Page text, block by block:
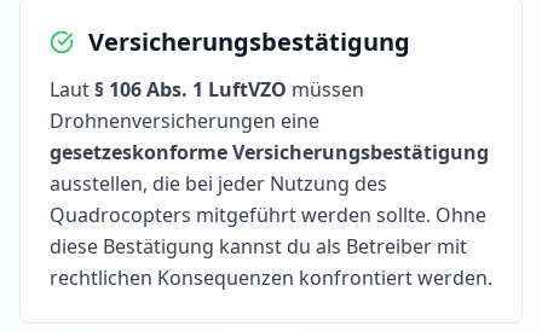
Versicherungsbestätigung
Laut§ 106 Abs. 1 LuftVZO müssen
Drohnenversicherungen eine
gesetzeskonforme Versicherungsbestätigung
ausstellen, die bei jeder Nutzung des
Quadrocopters mitgeführt werden sollte. Ohne
diese Bestätigung kannst du als Betreiber mit
rechtlichen Konsequenzen konfrontiert werden.